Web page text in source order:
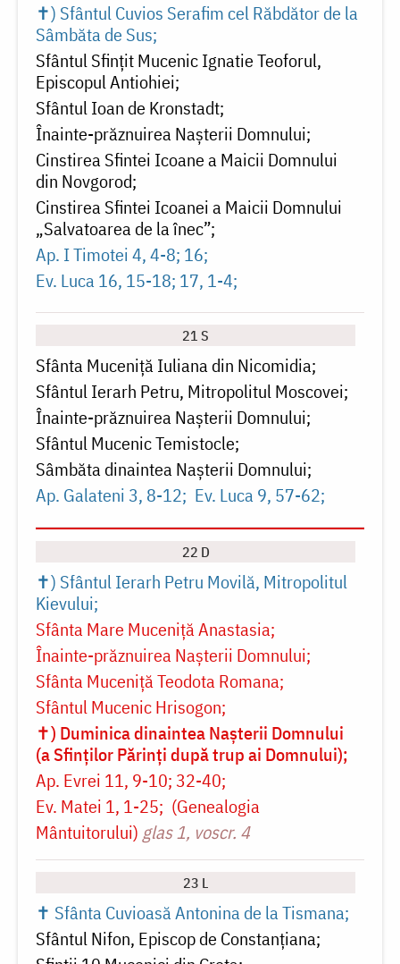
✝) Sfântul Cuvios Serafim cel Răbdător de la
Sâmbăta de Sus
Sfântul Sfințit Mucenic Ignatie Teoforul,
Episcopul Antiohiei
Sfântul Ioan de Kronstadt
Înainte-prăznuirea Naşterii Domnului
Cinstirea Sfintei Icoane a Maicii Domnului
din Novgorod
Cinstirea Sfintei Icoanei a Maicii Domnului
„Salvatoarea de la înec”
Ap. I Timotei 4, 4-8; 16
Ev. Luca 16, 15-18; 17, 1-4
21 S
Sfânta Muceniță Iuliana din Nicomidia
Sfântul Ierarh Petru, Mitropolitul Moscovei
Înainte-prăznuirea Naşterii Domnului
Sfântul Mucenic Temistocle
Sâmbăta dinaintea Naşterii Domnului
Ap. Galateni 3, 8-12 Ev. Luca 9, 57-62
22 D
✝) Sfântul Ierarh Petru Movilă, Mitropolitul
Kievului
Sfânta Mare Muceniță Anastasia
Înainte-prăznuirea Naşterii Domnului
Sfânta Muceniță Teodota Romana
Sfântul Mucenic Hrisogon
✝) Duminica dinaintea Nașterii Domnului
(a Sfinților Părinți după trup ai Domnului)
Ap. Evrei 11, 9-10; 32-40
Ev. Matei 1, 1-25 (Genealogia
Mântuitorului) glas 1, voscr. 4
23 L
✝ Sfânta Cuvioasă Antonina de la Tismana
Sfântul Nifon, Episcop de Constanțiana